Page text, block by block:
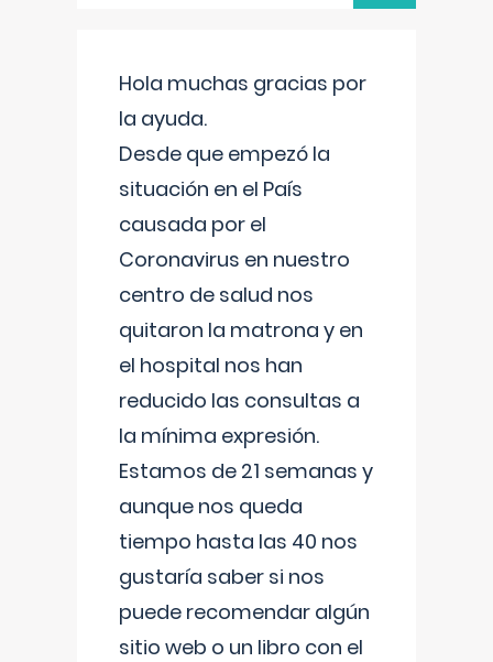
Hola muchas gracias por
la ayuda.
Desde que empezó la
situación en el País
causada por el
Coronavirus en nuestro
centro de salud nos
quitaron la matrona y en
el hospital nos han
reducido las consultas a
la mínima expresión.
Estamos de 21 semanas y
aunque nos queda
tiempo hasta las 40 nos
gustaría saber si nos
puede recomendar algún
sitio web o un libro con el